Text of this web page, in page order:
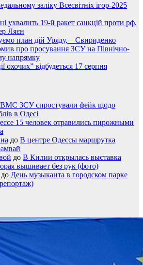
заліку Всесвітніх ігор-2025
ухвалить 19-й ракет санкцій проти рф,
Ляєн
план дій Уряду, – Свириденко
про просування ЗСУ на Північно-
напрямку
охочих” відбудеться 17 серпня
ЗСУ спростували фейк щодо
в Одесі
15 человек отравились пирожными
до В центре Одессы маршрутка
до В Килии открылась выставка
вышивает без рук (фото)
до День музыканта в городском парке